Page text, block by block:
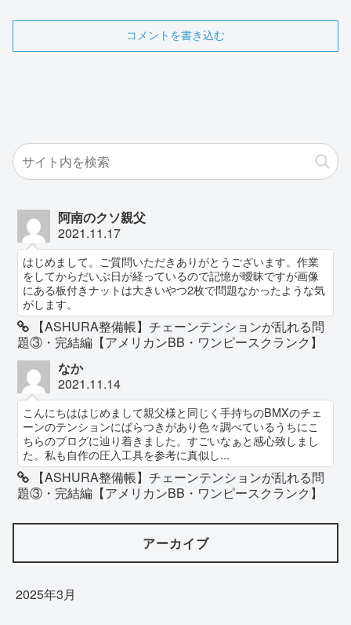
コメントを書き込む
阿南のクソ親父
2021.11.17
はじめまして。ご質問いただきありがとうございます。作業
をしてからだいぶ日が経っているので記憶が曖昧ですが画像
にある板付きナットは大きいやつ2枚で問題なかったような気
がします。
【ASHURA整備帳】チェーンテンションが乱れる問
題③・完結編【アメリカンBB・ワンピースクランク】
なか
2021.11.14
こんにちははじめまして親父様と同じく手持ちのBMXのチェ
ーンのテンションにばらつきがあり色々調べているうちにこ
ちらのブログに辿り着きました。すごいなぁと感心致しまし
た。私も自作の圧入工具を参考に真似し...
【ASHURA整備帳】チェーンテンションが乱れる問
題③・完結編【アメリカンBB・ワンピースクランク】
アーカイブ
2025年3月